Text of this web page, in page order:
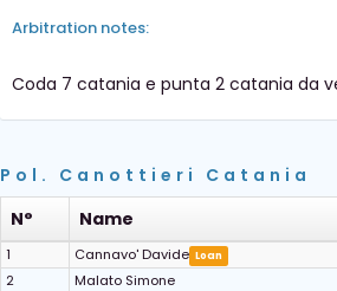
Arbitration notes:
Coda 7 catania e punta 2 catania da
Pol. Canottieri Catania
N°
Name
1 Cannavo' Davide Loan
2
Malato Simone